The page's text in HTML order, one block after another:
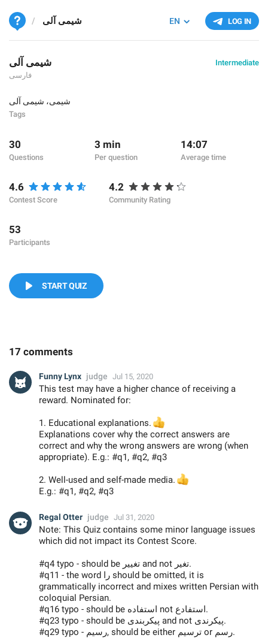
LOG IN
EN شیمی آلی
شیمی آلی
فارسی
Intermediate
شیمی، شیمی آلی
Tags
30
Questions
3 min
Per question
14:07
Average time
4.6
Contest Score
4.2
Community Rating
53
Participants
START QUIZ
17 comments
Funny Lynx judge Jul 15, 2020
This test may have a higher chance of receiving a
reward. Nominated for:
1. Educational explanations.
👍
Explanations cover why the correct answers are
correct and why the wrong answers are wrong (when
appropriate). E.g.: #q1, #q2, #q3
2. Well-used and self-made media.
👍
E.g.: #q1, #q2, #q3
Regal Otter judge Jul 31, 2020
Note: This Quiz contains some minor language issues
which did not impact its Contest Score.
#q4 typo - should be تغییر and not تغیر.
#q11 - the word را should be omitted, it is
grammatically incorrect and mixes written Persian with
coloquial Persian.
#q16 typo - should be استفاده not استفادع.
#q23 typo - should be پیکربندی and not پیکرندی.
#q29 typo - رسیم, should be either ترسیم or رسم.